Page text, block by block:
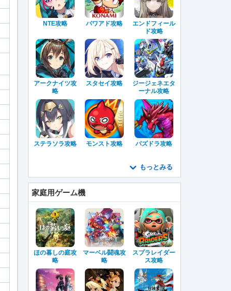
NTE攻略 パワアド攻略
エンドフィール
ド攻略
アークナイツ攻
略
スタセイ攻略
ジージェネエタ
ーナル攻略
ステラソラ攻略 モンスト攻略 パズドラ攻略
もっとみる
家庭用ゲーム機
ほの暮しの庭攻
略
マーベル闘魂攻
略
スプラレイダー
ス攻略